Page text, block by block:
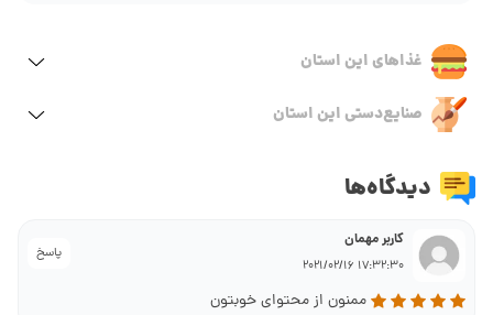
غذاهای این استان
صنایع‌دستی این استان
دیدگاه‌ها
پاسخ
کاربر مهمان
17:32:30 2021/02/16
ممنون از محتوای خوبتون